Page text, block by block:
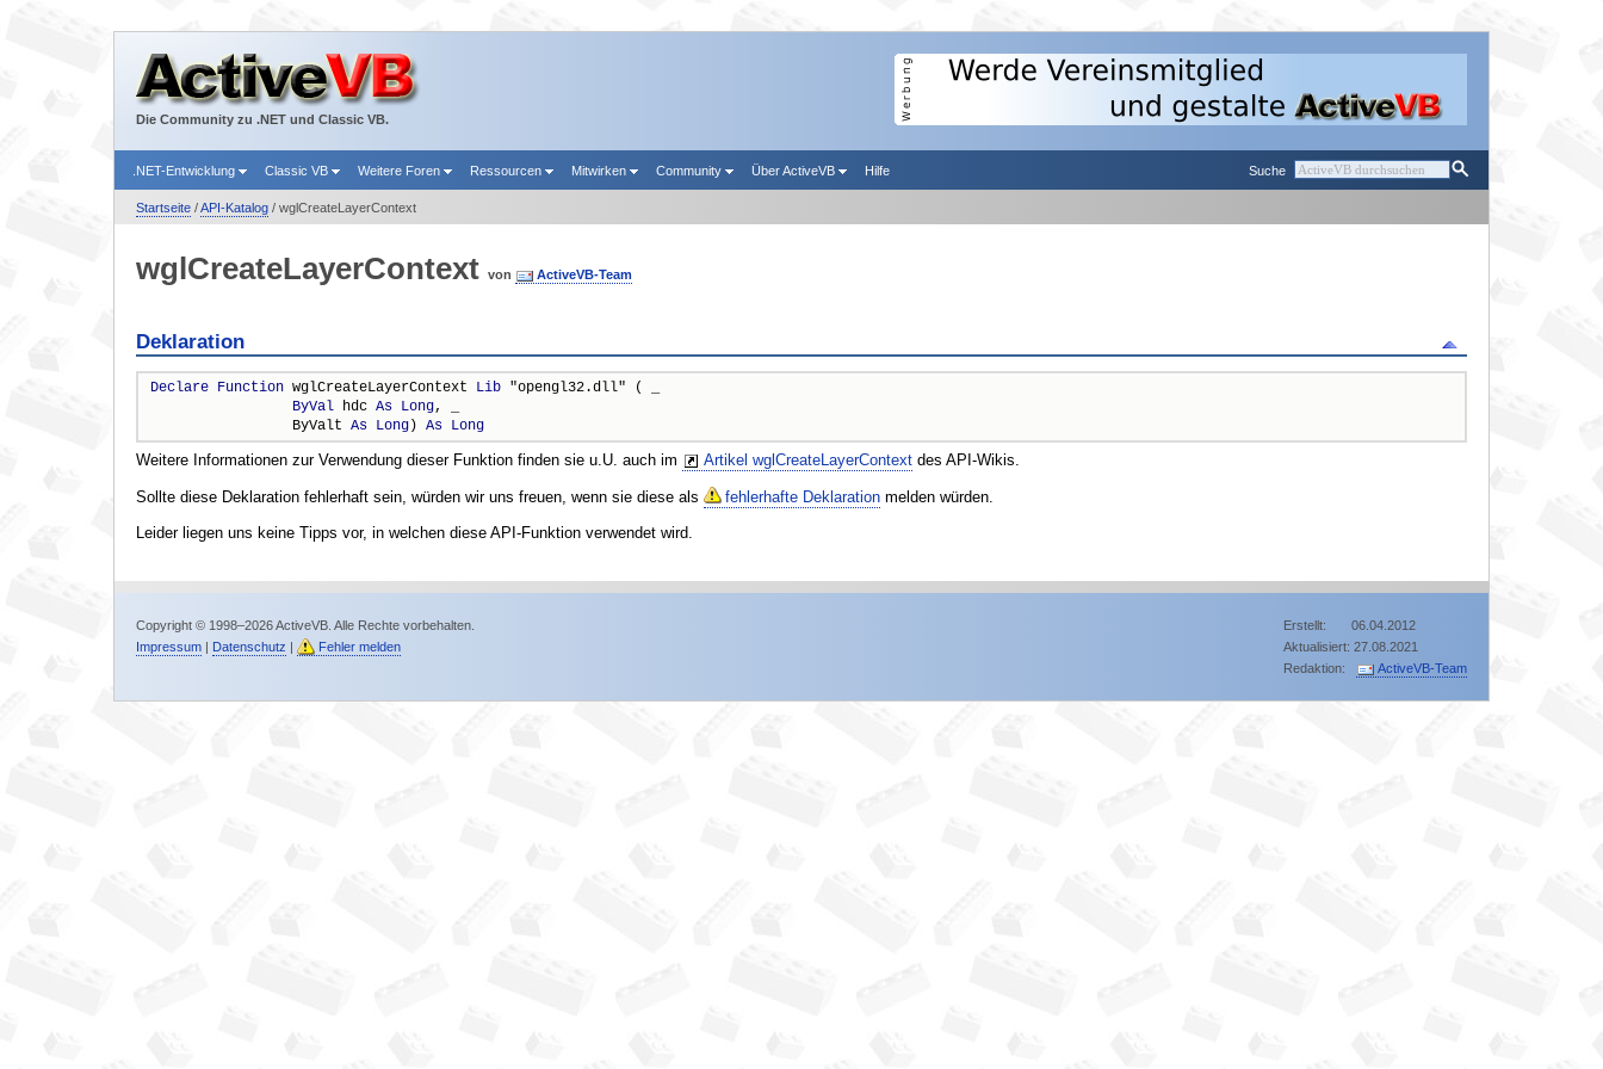
Die Community zu .NET und Classic VB.
Suche
.NET-Entwicklung Classic VB Weitere Foren Ressourcen Mitwirken Community Über ActiveVB Hilfe
Startseite/API-Katalog/ wglCreateLayerContext
wglCreateLayerContext von ActiveVB-Team
Deklaration
Declare Function wglCreateLayerContext Lib "opengl32.dll" ( _
ByVal hdc As Long, _
                 ByValt
As Long) As Long
Weitere Informationen zur Verwendung dieser Funktion finden sie u.U. auch im Artikel wglCreateLayerContextdes API-Wikis.
Sollte diese Deklaration fehlerhaft sein, würden wir uns freuen, wenn sie diese als fehlerhafte Deklarationmelden würden.
Leider liegen uns keine Tipps vor, in welchen diese API-Funktion verwendet wird.
Erstellt: 06.04.2012
Aktualisiert: 27.08.2021
Redaktion:
ActiveVB-Team
Copyright © 1998–2026 ActiveVB. Alle Rechte vorbehalten.
Impressum| Datenschutz Fehler melden